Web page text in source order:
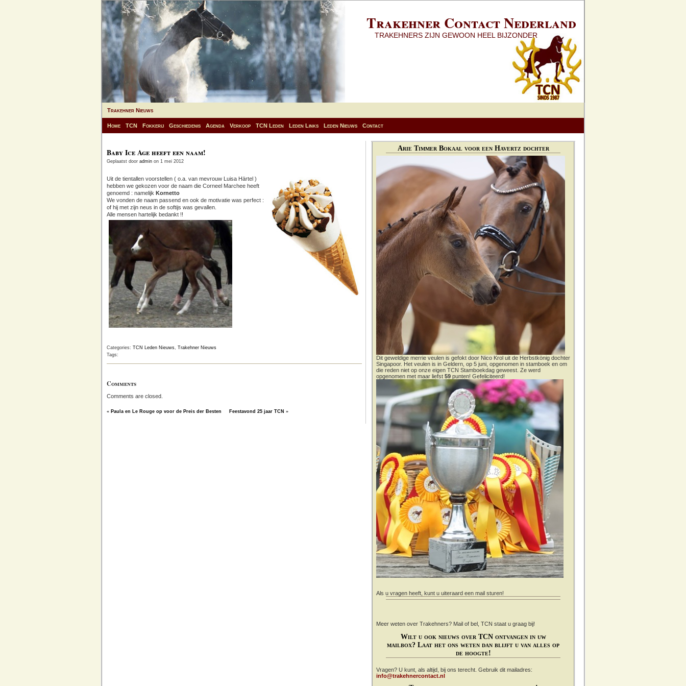
Trakehner Contact Nederland
TRAKEHNERS ZIJN GEWOON HEEL BIJZONDER
Trakehner Nieuws
Home TCN Fokkerij Geschiedenis Agenda Verkoop TCN Leden Leden Links Leden Nieuws Contact
Baby Ice Age heeft een naam!
Geplaatst door admin on 1 mei 2012
Uit de tientallen voorstellen ( o.a. van mevrouw Luisa Härtel )
hebben we gekozen voor de naam die Corneel Marchee heeft
genoemd : namelijk Kornetto
We vonden de naam passend en ook de motivatie was perfect :
of hij met zijn neus in de softijs was gevallen.
Alle mensen hartelijk bedankt !!
Categories: TCN Leden Nieuws, Trakehner Nieuws
Tags:
Comments
Comments are closed.
« Paula en Le Rouge op voor de Preis der Besten Feestavond 25 jaar TCN »
Arie Timmer Bokaal voor een Havertz dochter
Dit geweldige merrie veulen is gefokt door Nico Krol uit de Herbstkönig dochter
Singapoor. Het veulen is in Geldern, op 5 juni, opgenomen in stamboek en om
die reden niet op onze eigen TCN Stamboekdag geweest. Ze werd
opgenomen met maar liefst 59 punten! Gefeliciteerd!
Als u vragen heeft, kunt u uiteraard een mail sturen!
Meer weten over Trakehners? Mail of bel, TCN staat u graag bij!
Wilt u ook nieuws over TCN ontvangen in uw
mailbox? Laat het ons weten dan blijft u van alles op
de hoogte!
Vragen? U kunt, als altijd, bij ons terecht. Gebruik dit mailadres:
info@trakehnercontact.nl